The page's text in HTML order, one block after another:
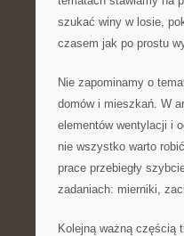
szukać winy w losie,
czasem jak po prostu
Nie zapominamy o
domów i mieszkań. W
elementów wentylacji i
nie wszystko warto
prace przebiegły
zadaniach: mierniki,
Kolejną ważną częścią